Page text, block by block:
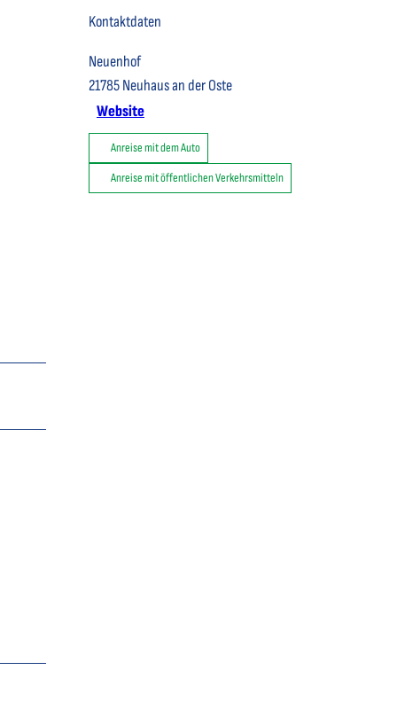
Kontaktdaten
Neuenhof
21785Neuhaus an der Oste
Website
Anreise mit dem Auto
Anreise mit öffentlichen Verkehrsmitteln